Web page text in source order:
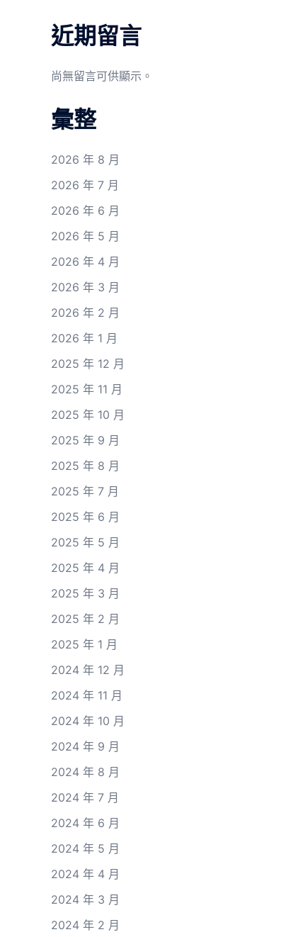
近期留言
尚無留言可供顯示。
彙整
2026 年 8 月
2026 年 7 月
2026 年 6 月
2026 年 5 月
2026 年 4 月
2026 年 3 月
2026 年 2 月
2026 年 1 月
2025 年 12 月
2025 年 11 月
2025 年 10 月
2025 年 9 月
2025 年 8 月
2025 年 7 月
2025 年 6 月
2025 年 5 月
2025 年 4 月
2025 年 3 月
2025 年 2 月
2025 年 1 月
2024 年 12 月
2024 年 11 月
2024 年 10 月
2024 年 9 月
2024 年 8 月
2024 年 7 月
2024 年 6 月
2024 年 5 月
2024 年 4 月
2024 年 3 月
2024 年 2 月